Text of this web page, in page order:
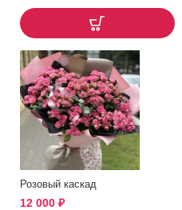
Розовый каскад
12 000 ₽